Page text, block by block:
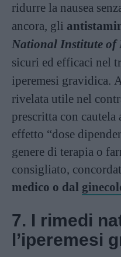
ridurre la nausea
ancora, gli
National Institute of
sicuri ed efficaci nel
iperemesi gravidica.
rivelata utile nel
prescritta con cautela
effetto “dose
genere di terapia o
consigliato,
medico o dal
7. I rimedi
l’iperemesi